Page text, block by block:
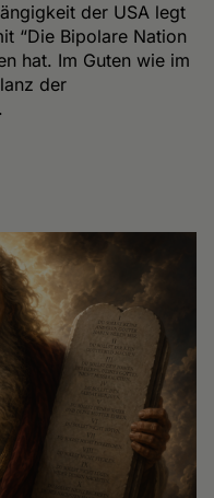
der USA legt
“Die Bipolare Nation
hat. Im Guten wie im
der